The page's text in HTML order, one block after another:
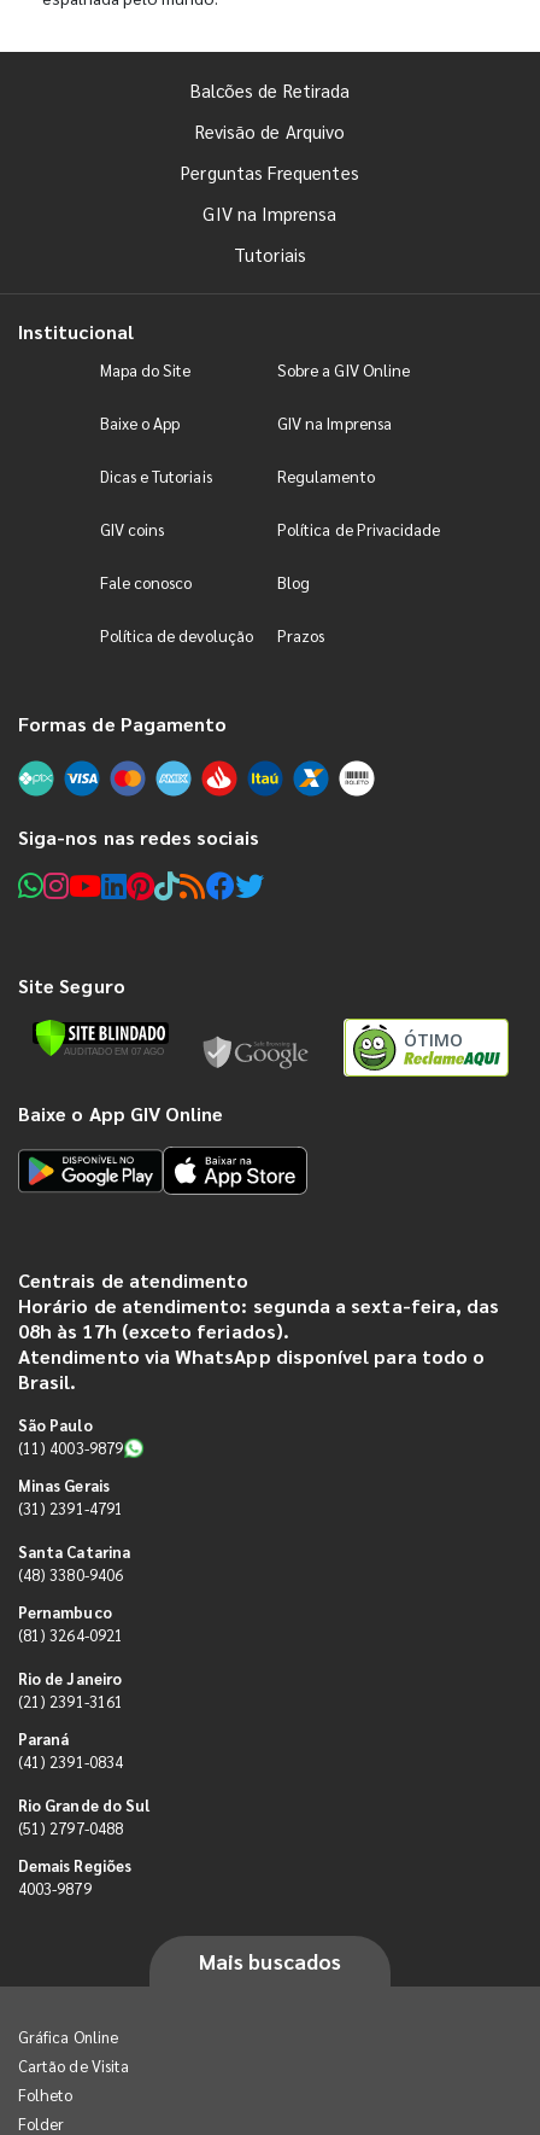
Balcões de Retirada
Revisão de Arquivo
Perguntas Frequentes
GIV na Imprensa
Tutoriais
Institucional
Mapa do Site Sobre a GIV Online
Baixe o App GIV na Imprensa
Dicas e Tutoriais Regulamento
GIV coins Política de Privacidade
Fale conosco Blog
Política de devolução Prazos
Formas de Pagamento
Siga-nos nas redes sociais
Site Seguro
ÓTIMO
Baixe o App GIV Online
Centrais de atendimento
Horário de atendimento: segunda a sexta-feira, das
08h às 17h (exceto feriados).
Atendimento via WhatsApp disponível para todo o
Brasil.
São Paulo
(11) 4003-9879
Minas Gerais
(31) 2391-4791
Santa Catarina
(48) 3380-9406
Pernambuco
(81) 3264-0921
Rio de Janeiro
(21) 2391-3161
Paraná
(41) 2391-0834
Rio Grande do Sul
(51) 2797-0488
Demais Regiões
4003-9879
Mais buscados
Gráfica Online
Cartão de Visita
Folheto
Folder